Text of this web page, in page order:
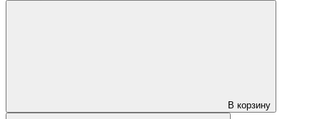
В корзину